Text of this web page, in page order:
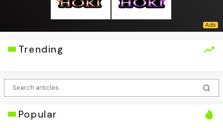
Trending
Popular